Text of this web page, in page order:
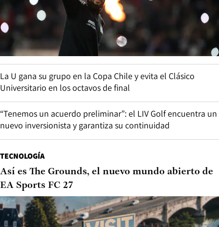
La U gana su grupo en la Copa Chile y evita el Clásico
Universitario en los octavos de final
“Tenemos un acuerdo preliminar”: el LIV Golf encuentra un
nuevo inversionista y garantiza su continuidad
TECNOLOGÍA
Así es The Grounds, el nuevo mundo abierto de
EA Sports FC 27